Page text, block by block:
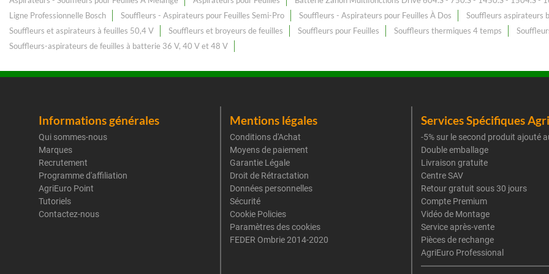
Ligne Professionnelle Bosch
Souffleurs - Aspirateurs pour Feuilles Semi-Pro Souffleurs - Aspirateurs pour Feuilles À Dos Souffleurs aspirateurs
Souffleurs et aspirateurs à feuilles 50,4 V
Souffleurs et broyeurs de feuilles Souffleurs pour Feuilles Souffleurs thermiques 4 temps
Souffleurs-aspirateurs de feuilles à batterie 36 V, 40 V et 48 V
Informations générales
Qui sommes-nous
Marques
Recrutement
Programme d'affiliation
AgriEuro Point
Tutoriels
Contactez-nous
Mentions légales
Conditions d'Achat
Moyens de paiement
Garantie Légale
Droit de Rétractation
Données personnelles
Sécurité
Cookie Policies
Paramètres des cookies
FEDER Ombrie 2014-2020
Services Spécifiques
-5% sur le second produit ajouté
Double emballage
Livraison gratuite
Centre SAV
Retour gratuit sous 30 jours
Compte Premium
Vidéo de Montage
Service après-vente
Pièces de rechange
AgriEuro Professional